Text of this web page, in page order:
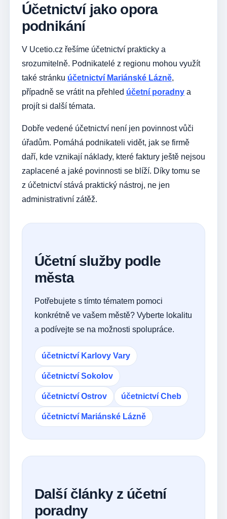
Účetnictví jako opora
podnikání
V Ucetio.cz řešíme účetnictví prakticky a
srozumitelně. Podnikatelé z regionu mohou využít
také stránku účetnictví Mariánské Lázně,
případně se vrátit na přehled účetní poradnya
projít si další témata.
Dobře vedené účetnictví není jen povinnost vůči
úřadům. Pomáhá podnikateli vidět, jak se firmě
daří, kde vznikají náklady, které faktury ještě nejsou
zaplacené a jaké povinnosti se blíží. Díky tomu se
z účetnictví stává praktický nástroj, ne jen
administrativní zátěž.
Účetní služby podle
města
Potřebujete s tímto tématem pomoci
konkrétně ve vašem městě? Vyberte lokalitu
a podívejte se na možnosti spolupráce.
účetnictví Karlovy Vary
účetnictví Sokolov
účetnictví Ostrov účetnictví Cheb
účetnictví Mariánské Lázně
Další články z účetní
poradny